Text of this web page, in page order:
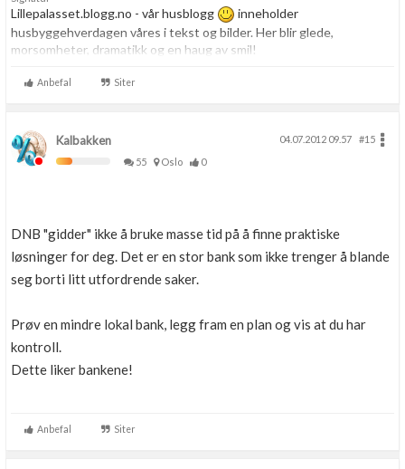
Lillepalasset.blogg.no - vår husblogg
inneholder
husbyggehverdagen våres i tekst og bilder. Her blir glede,
morsomheter, dramatikk og en haug av smil!
Anbefal Siter
Kalbakken 04.07.2012 09.57
#15
55
Oslo 0
DNB "gidder" ikke å bruke masse tid på å finne praktiske
løsninger for deg. Det er en stor bank som ikke trenger å blande
seg borti litt utfordrende saker.
Prøv en mindre lokal bank, legg fram en plan og vis at du har
kontroll.
Dette liker bankene!
Anbefal Siter